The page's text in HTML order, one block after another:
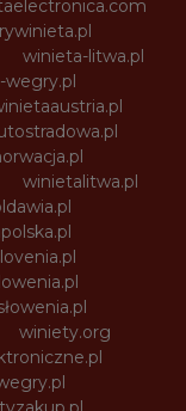
winieta-litwa.pl
wegry.pl
winietalitwa.pl
winiety.org